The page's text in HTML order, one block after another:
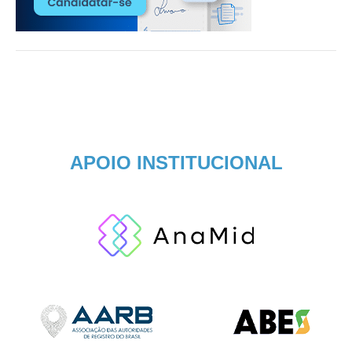
APOIO INSTITUCIONAL